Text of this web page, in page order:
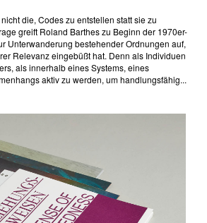
die, Codes zu entstellen statt sie zu
greift Roland Barthes zu Beginn der 1970er-
Unterwanderung bestehender Ordnungen auf,
Relevanz eingebüßt hat. Denn als Individuen
als innerhalb eines Systems, eines
aktiv zu werden, um handlungsfähig...